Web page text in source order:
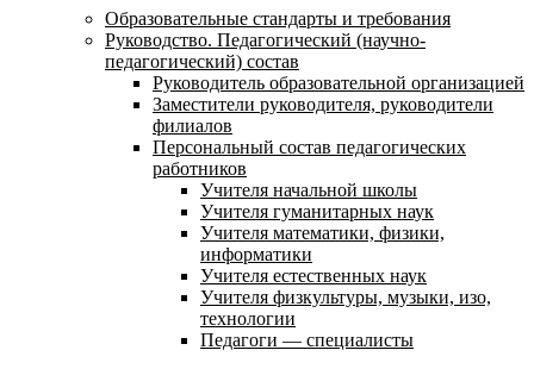
Образовательные стандарты и требования
Руководство. Педагогический (научно-
педагогический) состав
Руководитель образовательной организацией
Заместители руководителя, руководители
филиалов
Персональный состав педагогических
работников
Учителя начальной школы
Учителя гуманитарных наук
Учителя математики, физики,
информатики
Учителя естественных наук
Учителя физкультуры, музыки, изо,
технологии
Педагоги — специалисты